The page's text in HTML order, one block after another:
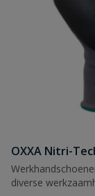
OXXA Nitri-
diverse